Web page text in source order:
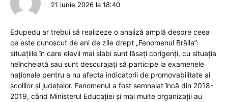
21 iunie 2026 la 18:40
Edupedu ar trebui să realizeze o analiză amplă despre ceea
ce este cunoscut de ani de zile drept „Fenomenul Brăila”:
situațiile în care elevii mai slabi sunt lăsați corigenți, cu situația
neîncheiată sau sunt descurajați să participe la examenele
naționale pentru a nu afecta indicatorii de promovabilitate ai
școlilor și județelor. Fenomenul a fost semnalat încă din 2018-
2019, când Ministerul Educației și mai multe organizații au